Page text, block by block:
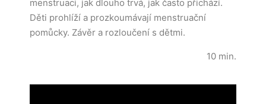
menstruaci, jak dlouho trvá, jak často přichází.
Děti prohlíží a prozkoumávají menstruační
pomůcky. Závěr a rozloučení s dětmi.
10 min.